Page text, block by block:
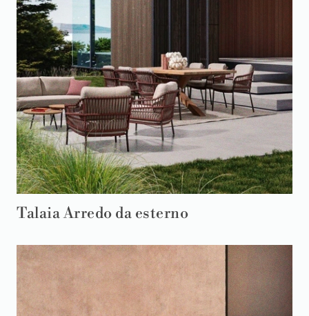
Talaia Arredo da esterno